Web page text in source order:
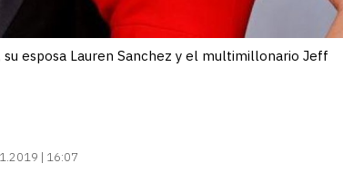
esposa Lauren Sanchez y el multimillonario Jeff
| 16:07